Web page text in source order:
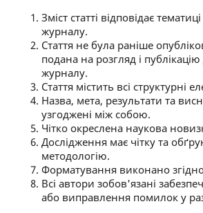
Зміст статті відповідає
журналу.
Стаття не була раніше
подана на розгляд і
журналу.
Стаття містить всі структурні
Назва, мета, результати та
узгоджені між собою.
Чітко окреслена наукова
Дослідження має чітку та
методологію.
Форматування виконано
Всі автори зобов'язані
або виправлення помилок у